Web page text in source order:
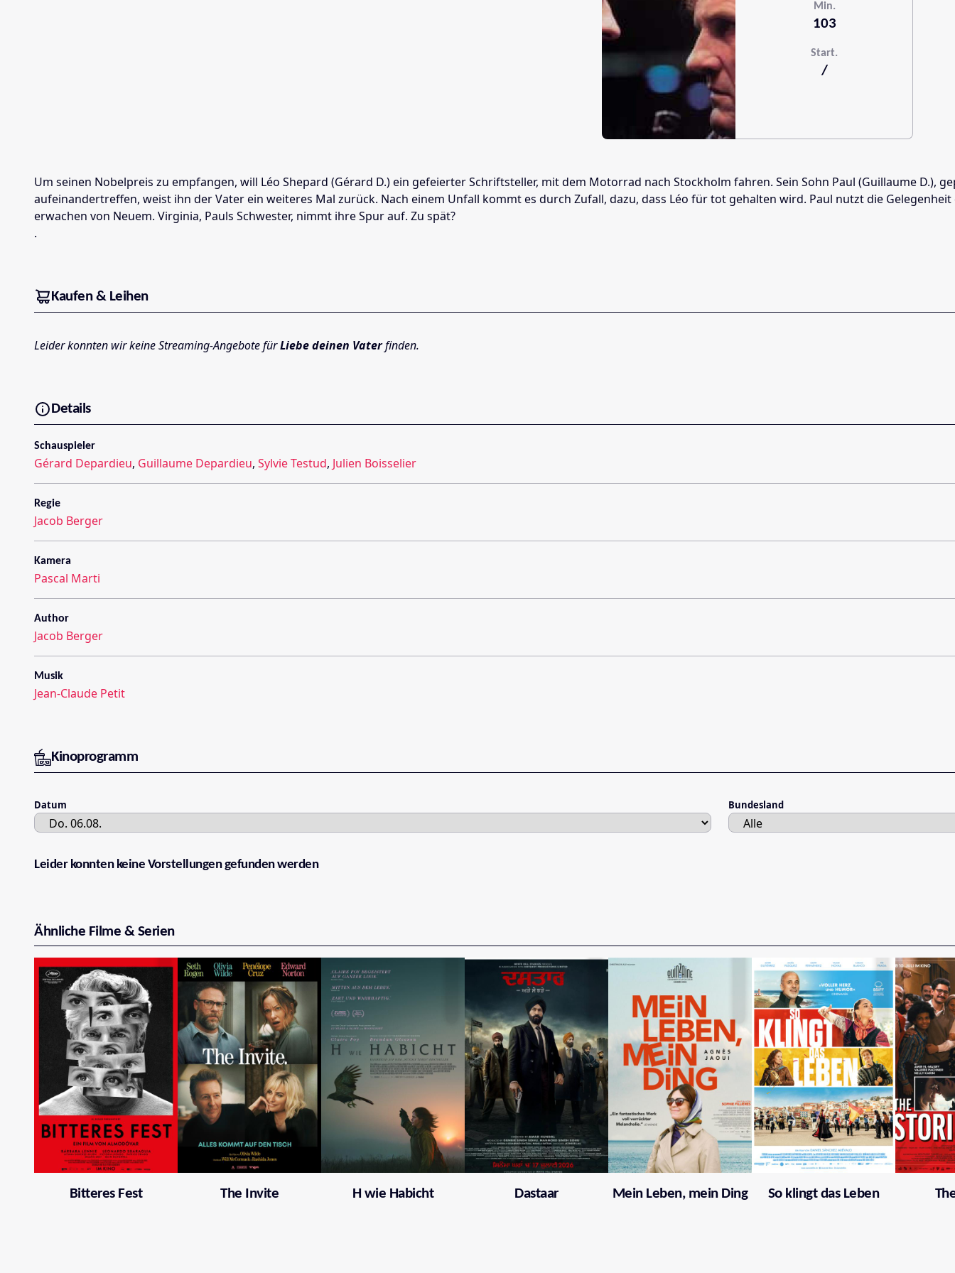
Min.
103
Start.
/
Um seinen Nobelpreis zu empfangen, will Léo Shepard (Gérard D.) ein gefeierter Schriftsteller, mit dem Motorrad nach Stockholm fahren. Sein Sohn Paul (Guillaume D.),
aufeinandertreffen, weist ihn der Vater ein weiteres Mal zurück. Nach einem Unfall kommt es durch Zufall, dazu, dass Léo für tot gehalten wird. Paul nutzt die
erwachen von Neuem. Virginia, Pauls Schwester, nimmt ihre Spur auf. Zu spät?
.
Kaufen & Leihen
Leider konnten wir keine Streaming-Angebote fürLiebe deinen Vaterfinden.
Details
Schauspieler
Gérard Depardieu, Guillaume Depardieu, Sylvie Testud, Julien Boisselier
Regie
Jacob Berger
Kamera
Pascal Marti
Author
Jacob Berger
Musik
Jean-Claude Petit
Kinoprogramm
Datum Bundesland
Leider konnten keine Vorstellungen gefunden werden
Ähnliche Filme & Serien
Bitteres Fest The Invite H wie Habicht Dastaar Mein Leben, mein Ding So klingt das Leben